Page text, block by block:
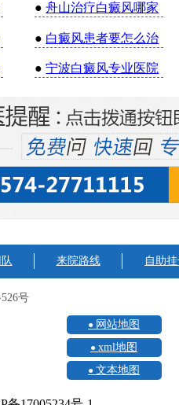
●舟山治疗白癜风哪家
● 白癜风患者要怎么治
●宁波白癜风专业医院
来院路线 自助
号
网站地图
xml地图
文本地图